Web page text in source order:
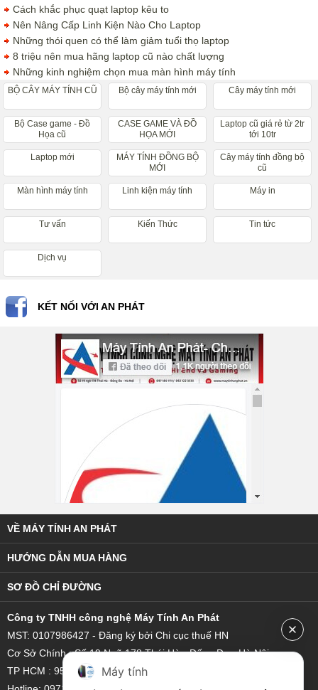
Cách khắc phục quạt laptop kêu to
Nên Nâng Cấp Linh Kiện Nào Cho Laptop
Những thói quen có thể làm giảm tuổi thọ laptop
8 triệu nên mua hãng laptop cũ nào chất lượng
Những kinh nghiệm chọn mua màn hình máy tính
BỘ CÂY MÁY TÍNH CŨ Bộ cây máy tính mới Cây máy tính mới
Bộ Case game - Đồ
Họa cũ
CASE GAME VÀ ĐỒ
HỌA MỚI
Laptop cũ giá rẻ từ 2tr
tới 10tr
Laptop mới
MÁY TÍNH ĐỒNG BỘ
MỚI
Cây máy tính đồng bộ
cũ
Màn hình máy tính Linh kiện máy tính Máy in
Tư vấn Kiến Thức Tin tức
Dịch vụ
KẾT NỐI VỚI AN PHÁT
VỀ MÁY TÍNH AN PHÁT
HƯỚNG DẪN MUA HÀNG
SƠ ĐỒ CHỈ ĐƯỜNG
Công ty TNHH công nghệ Máy Tính An Phát
MST: 0107986427 - Đăng ký bởi Chi cục thuế HN
Cơ Sở Chính : Số 19 Ngõ 178 Thái Hà - Đống Đa - Hà Nội
TP HCM : 95/18 Hoàng Bật Đạt, Phường 15, Quận Tân Bình
Máy tính